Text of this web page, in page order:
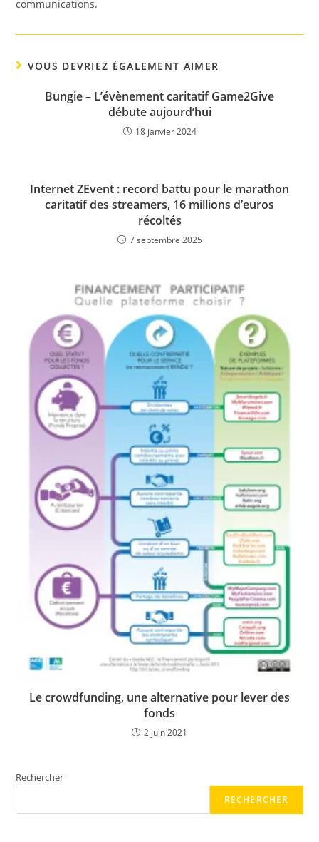
communications.
VOUS DEVRIEZ ÉGALEMENT AIMER
Bungie – L’évènement caritatif Game2Give
débute aujourd’hui
18 janvier 2024
Internet ZEvent : record battu pour le marathon
caritatif des streamers, 16 millions d’euros
récoltés
7 septembre 2025
Le crowdfunding, une alternative pour lever des
fonds
2 juin 2021
Rechercher
RECHERCHER